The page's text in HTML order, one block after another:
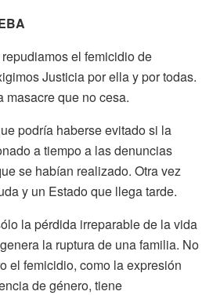
el femicidio de
Justicia por ella y por todas.
masacre que no cesa.
podría haberse evitado si la
a tiempo a las denuncias
se habían realizado. Otra vez
y un Estado que llega tarde.
la pérdida irreparable de la vida
la ruptura de una familia. No
el femicidio, como la expresión
de género, tiene